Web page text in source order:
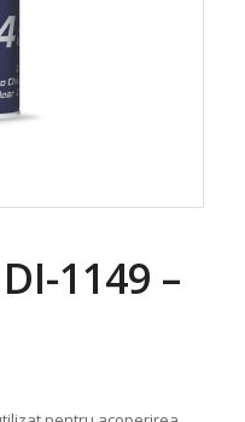
1149 –